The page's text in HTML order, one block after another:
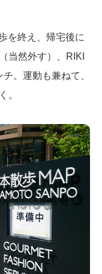
を終え、帰宅後に
当然外す）、RIKI
。運動も兼ねて、
。